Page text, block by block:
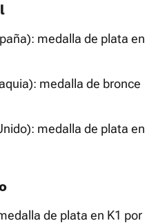
medalla de plata en
medalla de bronce
medalla de plata en
de plata en K1 por